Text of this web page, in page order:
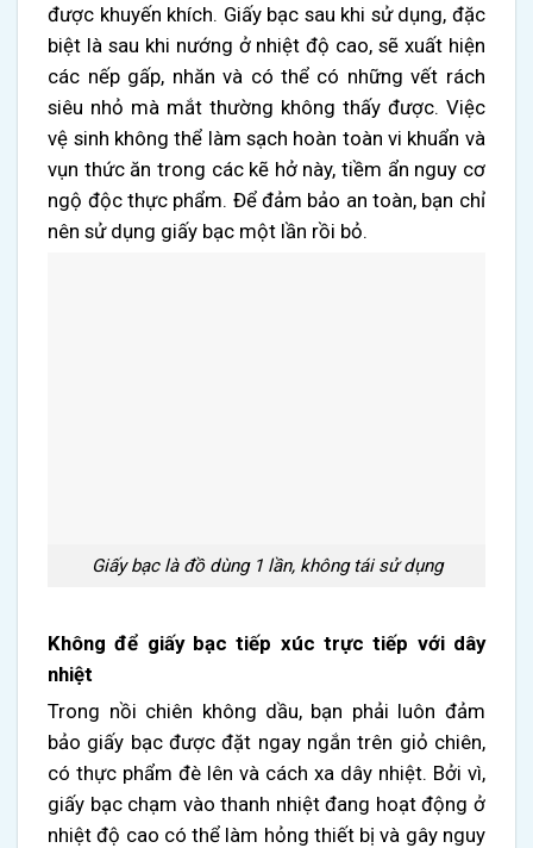
được khuyến khích. Giấy bạc sau khi sử dụng, đặc
biệt là sau khi nướng ở nhiệt độ cao, sẽ xuất hiện
các nếp gấp, nhăn và có thể có những vết rách
siêu nhỏ mà mắt thường không thấy được. Việc
vệ sinh không thể làm sạch hoàn toàn vi khuẩn và
vụn thức ăn trong các kẽ hở này, tiềm ẩn nguy cơ
ngộ độc thực phẩm. Để đảm bảo an toàn, bạn chỉ
nên sử dụng giấy bạc một lần rồi bỏ.
Giấy bạc là đồ dùng 1 lần, không tái sử dụng
Không để giấy bạc tiếp xúc trực tiếp với dây
nhiệt
Trong nồi chiên không dầu, bạn phải luôn đảm
bảo giấy bạc được đặt ngay ngắn trên giỏ chiên,
có thực phẩm đè lên và cách xa dây nhiệt. Bởi vì,
giấy bạc chạm vào thanh nhiệt đang hoạt động ở
nhiệt độ cao có thể làm hỏng thiết bị và gây nguy